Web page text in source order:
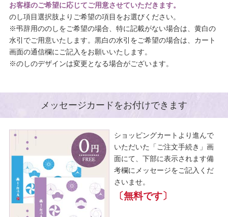
お客様のご希望に応じてご用意させていただきます。
のし項目選択肢よりご希望の項目をお選びください。
※弔辞用ののしをご希望の場合、特に記載がない場合は、黄白の
水引でご用意いたします。黒白の水引をご希望の場合は、カート
画面の通信欄にご記入をお願いいたします。
※のしのデザインは変更となる場合がございます。
メッセージカードをお付けできます
ショッピングカートより進んで
いただいた「ご注文手続き」画
面にて、下部に表示されます備
考欄にメッセージをご記入くだ
さいませ。
〔無料です〕